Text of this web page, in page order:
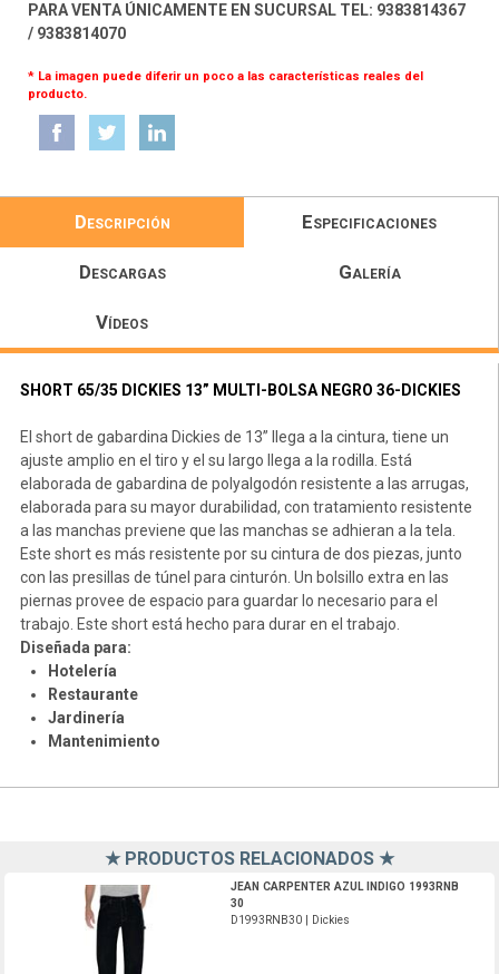
PARA VENTA ÚNICAMENTE EN SUCURSAL TEL: 9383814367
/ 9383814070
* La imagen puede diferir un poco a las características reales del
producto.
Descripción Especificaciones
Descargas Galería
Vídeos
SHORT 65/35 DICKIES 13” MULTI-BOLSA NEGRO 36-DICKIES
El short de gabardina Dickies de 13” llega a la cintura, tiene un
ajuste amplio en el tiro y el su largo llega a la rodilla. Está
elaborada de gabardina de polyalgodón resistente a las arrugas,
elaborada para su mayor durabilidad, con tratamiento resistente
a las manchas previene que las manchas se adhieran a la tela.
Este short es más resistente por su cintura de dos piezas, junto
con las presillas de túnel para cinturón. Un bolsillo extra en las
piernas provee de espacio para guardar lo necesario para el
trabajo. Este short está hecho para durar en el trabajo.
Diseñada para:
Hotelería
Restaurante
Jardinería
Mantenimiento
★ PRODUCTOS RELACIONADOS ★
JEAN CARPENTER AZUL INDIGO 1993RNB
30
D1993RNB30 | Dickies